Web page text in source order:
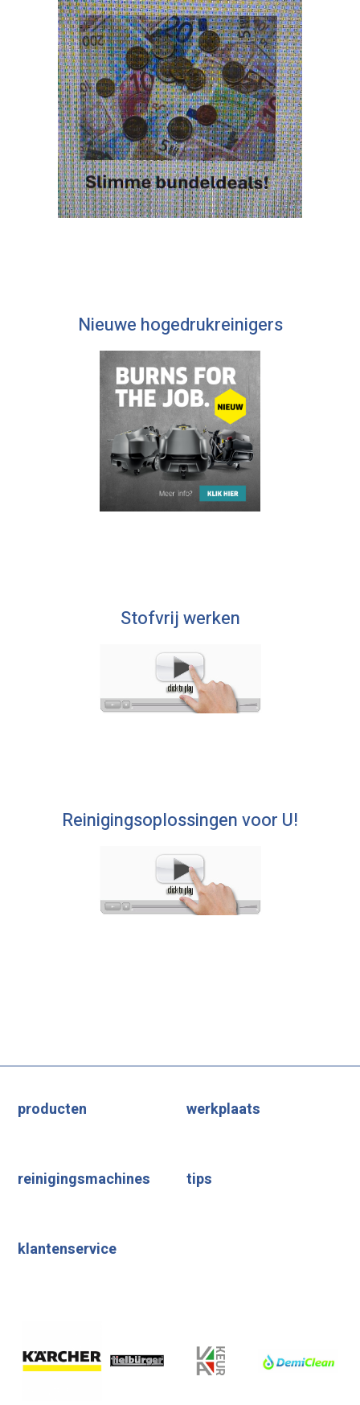
Nieuwe hogedrukreinigers
Stofvrij werken
Reinigingsoplossingen voor U!
producten werkplaats
reinigingsmachines tips
klantenservice